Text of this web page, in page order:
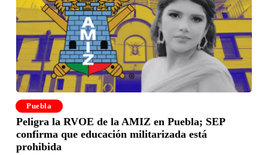
Puebla
Peligra la RVOE de la AMIZ en Puebla; SEP
confirma que educación militarizada está
prohibida